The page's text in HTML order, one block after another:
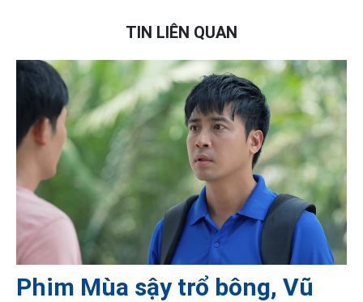
TIN LIÊN QUAN
Phim Mùa sậy trổ bông, Vũ